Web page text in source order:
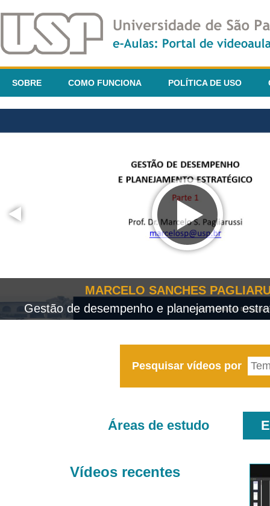
SOBRE COMO FUNCIONA POLÍTICA DE USO
MARCELO SANCHES
Gestão de desempenho e planejamento
Pesquisar vídeos por
Áreas de estudo
Vídeos recentes